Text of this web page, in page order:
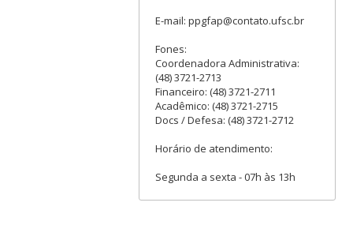
E-mail: ppgfap@contato.ufsc.br
Fones:
Coordenadora Administrativa:
(48) 3721-2713
Financeiro: (48) 3721-2711
Acadêmico: (48) 3721-2715
Docs / Defesa: (48) 3721-2712
Horário de atendimento:
Segunda a sexta - 07h às 13h